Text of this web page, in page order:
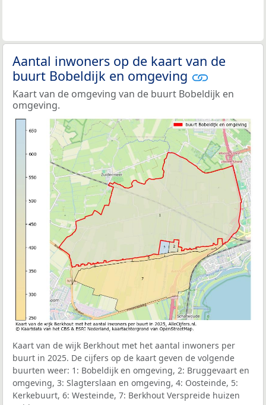
Aantal inwoners op de kaart van de
buurt Bobeldijk en omgeving
Kaart van de omgeving van de buurt Bobeldijk en
omgeving.
Kaart van de wijk Berkhout met het aantal inwoners per
buurt in 2025. De cijfers op de kaart geven de volgende
buurten weer: 1: Bobeldijk en omgeving, 2: Bruggevaart en
omgeving, 3: Slagterslaan en omgeving, 4: Oosteinde, 5:
Kerkebuurt, 6: Westeinde, 7: Berkhout Verspreide huizen